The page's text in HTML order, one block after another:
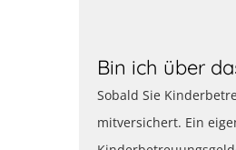
Bin ich über
Sobald Sie
mitversichert. Ein